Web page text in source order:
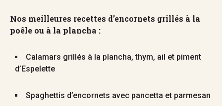
Nos meilleures recettes d’encornets grillés à la
poêle ou à la plancha :
Calamars grillés à la plancha, thym, ail et piment
d’Espelette
Spaghettis d’encornets avec pancetta et parmesan